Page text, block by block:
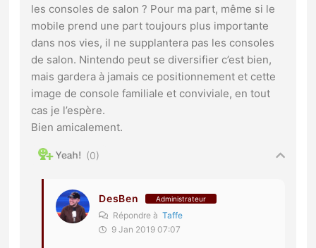
les consoles de salon ? Pour ma part, même si le
mobile prend une part toujours plus importante
dans nos vies, il ne supplantera pas les consoles
de salon. Nintendo peut se diversifier c’est bien,
mais gardera à jamais ce positionnement et cette
image de console familiale et conviviale, en tout
cas je l’espère.
Bien amicalement.
0
DesBen Administrateur
Répondre àTaffe
9 Jan 2019 07:07